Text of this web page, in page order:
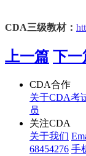
CDA三级教材：
上一篇 下一
CDA合作
关于CDA考
员
关注CDA
关于我们
68454276 手